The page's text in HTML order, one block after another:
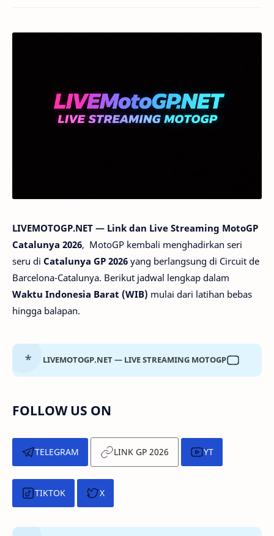
LIVEMOTOGP.NET — Link dan Live Streaming MotoGP
Catalunya 2026, MotoGP kembali menghadirkan seri
seru di Catalunya GP 2026 yang berlangsung di Circuit de
Barcelona-Catalunya. Berikut jadwal lengkap dalam
Waktu Indonesia Barat (WIB) mulai dari latihan bebas
hingga balapan.
LIVEMOTOGP.NET — LIVE STREAMING MOTOGP
FOLLOW US ON
TELEGRAM LINK GP 2026 YT
TIKTOK X